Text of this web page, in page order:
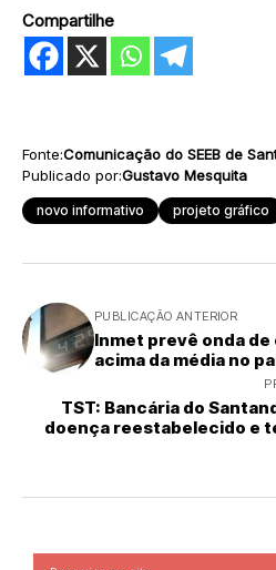
Compartilhe
Fonte:Comunicação do SEEB de
Publicado por:Gustavo Mesquita
novo informativo projeto gráfico
PUBLICAÇÃO ANTERIOR
Inmet prevê onda
acima da média no
TST: Bancária do
doença reestabelecido e